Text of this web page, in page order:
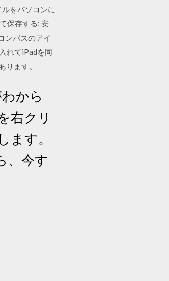
をパソコンに
保存する; 安
ンパスのアイ
れてiPadを同
ます。
から
右クリ
す。
、今す